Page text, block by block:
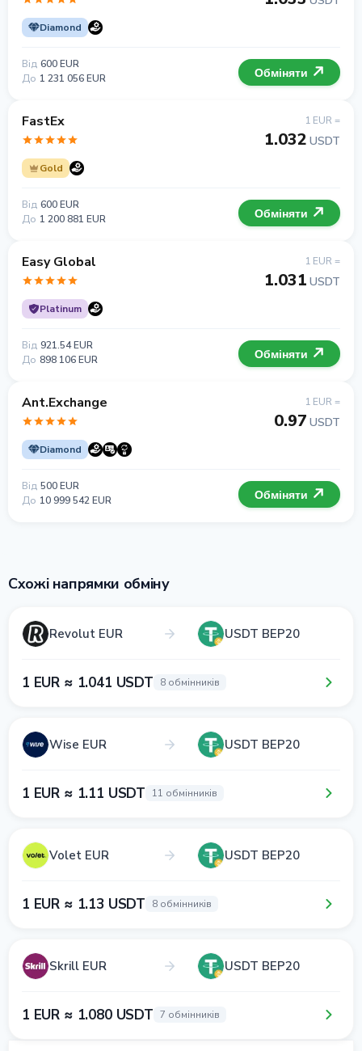
Diamond
Від 600 EUR
До 1 231 056 EUR Обміняти
FastEx
Gold
1 EUR =
1.032 USDT
Від 600 EUR
До 1 200 881 EUR Обміняти
Easy Global
Platinum
1 EUR =
1.031 USDT
Від 921.54 EUR
До 898 106 EUR Обміняти
Ant.Exchange
Diamond
1 EUR =
0.97 USDT
Від 500 EUR
До 10 999 542 EUR Обміняти
Схожі напрямки обміну
Revolut EUR USDT BEP20
1 EUR ≈ 1.041 USDT 8 обмінників
Wise EUR USDT BEP20
1 EUR ≈ 1.11 USDT 11 обмінників
Volet EUR USDT BEP20
1 EUR ≈ 1.13 USDT 8 обмінників
Skrill EUR USDT BEP20
1 EUR ≈ 1.080 USDT 7 обмінників